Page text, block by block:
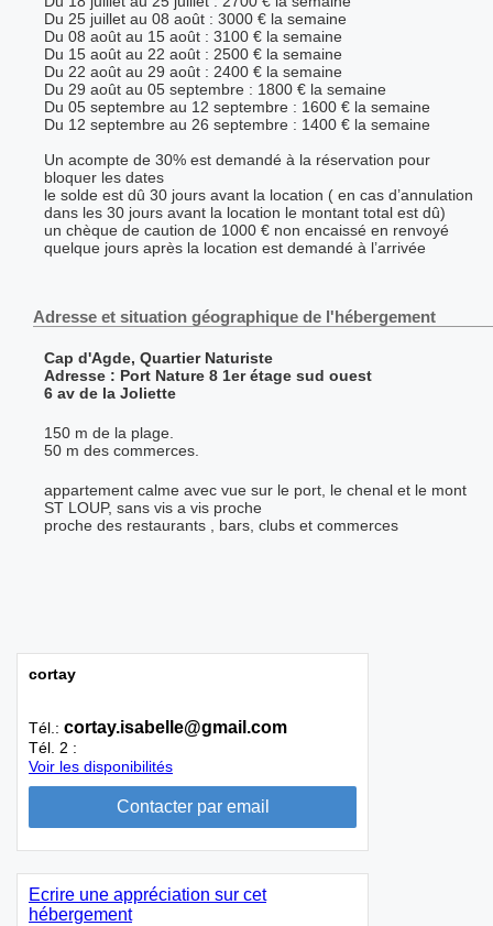
Du 25 juillet au 08 août : 3000 € la semaine
Du 08 août au 15 août : 3100 € la semaine
Du 15 août au 22 août : 2500 € la semaine
Du 22 août au 29 août : 2400 € la semaine
Du 29 août au 05 septembre : 1800 € la semaine
Du 05 septembre au 12 septembre : 1600 € la semaine
Du 12 septembre au 26 septembre : 1400 € la semaine
Un acompte de 30% est demandé à la réservation pour
bloquer les dates
le solde est dû 30 jours avant la location ( en cas d’annulation
dans les 30 jours avant la location le montant total est dû)
un chèque de caution de 1000 € non encaissé en renvoyé
quelque jours après la location est demandé à l’arrivée
Adresse et situation géographique de l'hébergement
Cap d'Agde, Quartier Naturiste
Adresse : Port Nature 8 1er étage sud ouest
6 av de la Joliette
150 m de la plage.
50 m des commerces.
appartement calme avec vue sur le port, le chenal et le mont
ST LOUP, sans vis a vis proche
proche des restaurants , bars, clubs et commerces
cortay
Tél.: cortay.isabelle@gmail.com
Tél. 2 :
Voir les disponibilités
Ecrire une appréciation sur cet
hébergement